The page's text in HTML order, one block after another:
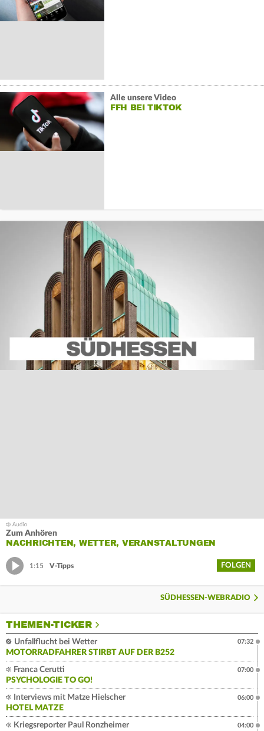
Alle unsere Video
FFH BEI TIKTOK
Zum Anhören
NACHRICHTEN, WETTER, VERANSTALTUNGEN
1:15 V-Tipps FOLGEN
SÜDHESSEN-WEBRADIO
THEMEN-TICKER
Unfallflucht bei Wetter
MOTORRADFAHRER STIRBT AUF DER B252
07:32
Franca Cerutti
PSYCHOLOGIE TO GO!
07:00
Interviews mit Matze Hielscher
HOTEL MATZE
06:00
Kriegsreporter Paul Ronzheimer
04:00